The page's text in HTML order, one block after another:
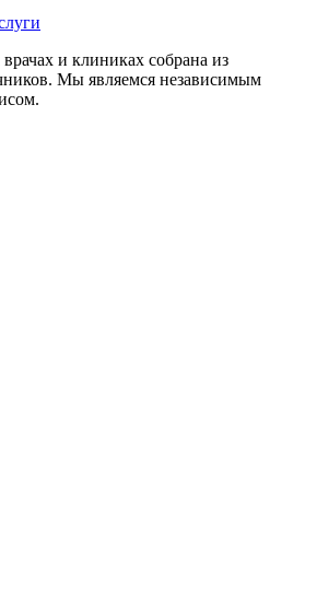
и клиниках собрана из
Мы являемся независимым